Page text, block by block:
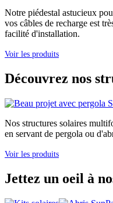
Notre piédestal astucieux
vos câbles de recharge est
facilité d'installation.
Voir les produits
Découvrez nos
Nos structures solaires
en servant de pergola ou
Voir les produits
Jettez un oeil à